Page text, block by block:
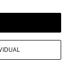
asta cu